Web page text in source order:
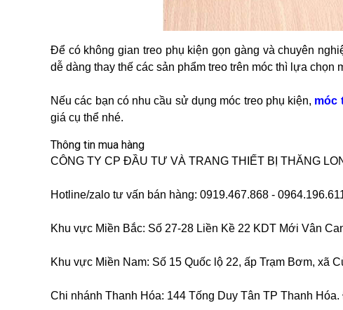
Để có không gian treo phụ kiện gọn gàng và chuyên
dễ dàng thay thế các sản phẩm treo trên móc thì lựa
Nếu các bạn có nhu cầu sử dụng móc treo phụ kiện, móc
giá cụ thể nhé.
Thông tin mua hàng
CÔNG TY CP ĐẦU TƯ VÀ TRANG THIẾT BỊ THĂNG
Hotline/zalo tư vấn bán hàng: 0919.467.868 -
Khu vực Miền Bắc: Số 27-28 Liền Kề 22 KDT Mới Vân
Khu vực Miền Nam: Số 15 Quốc lộ 22, ấp Trạm Bơm, xã
Chi nhánh Thanh Hóa: 144 Tống Duy Tân TP Thanh Hóa.